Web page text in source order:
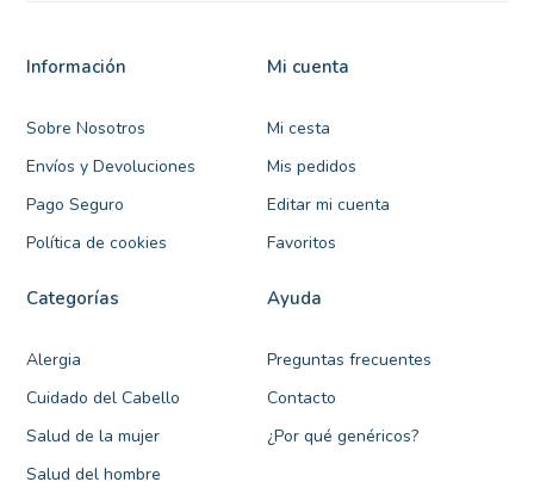
Información
Sobre Nosotros
Envíos y Devoluciones
Pago Seguro
Política de cookies
Mi cuenta
Mi cesta
Mis pedidos
Editar mi cuenta
Favoritos
Categorías
Alergia
Cuidado del Cabello
Salud de la mujer
Salud del hombre
Ayuda
Preguntas frecuentes
Contacto
¿Por qué genéricos?